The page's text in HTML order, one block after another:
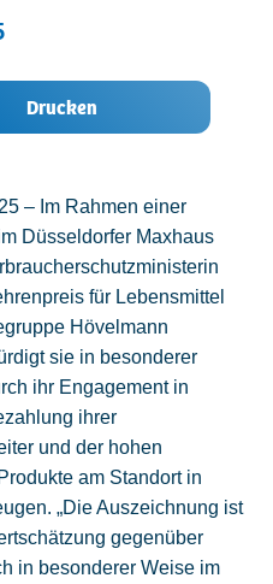
Drucken
– Im Rahmen einer
Düsseldorfer Maxhaus
für Lebensmittel
Hövelmann
sie in besonderer
ihr Engagement in
ihrer
und der hohen
am Standort in
„Die Auszeichnung ist
gegenüber
in besonderer Weise im